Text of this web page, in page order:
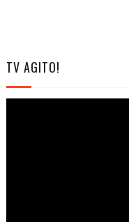
TV AGITO!